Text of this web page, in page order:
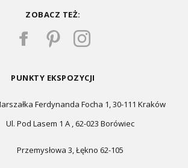
ZOBACZ TEŻ:
PUNKTY EKSPOZYCJI
Ferdynanda Focha 1, 30-111 Kraków
Ul. Pod Lasem 1 A , 62-023 Borówiec
Przemysłowa 3, Łękno 62-105